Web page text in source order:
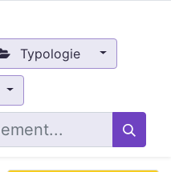
Typologie